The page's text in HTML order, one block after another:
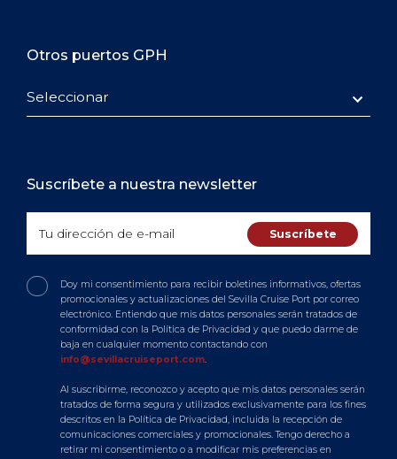
Otros puertos GPH
Seleccionar
Suscríbete a nuestra newsletter
Doy mi consentimiento para recibir boletines informativos, ofertas
promocionales y actualizaciones del Sevilla Cruise Port por correo
electrónico. Entiendo que mis datos personales serán tratados de
conformidad con la Política de Privacidad y que puedo darme de
baja en cualquier momento contactando con
info@sevillacruiseport.com.
Al suscribirme, reconozco y acepto que mis datos personales serán
tratados de forma segura y utilizados exclusivamente para los fines
descritos en la Política de Privacidad, incluida la recepción de
comunicaciones comerciales y promocionales. Tengo derecho a
retirar mi consentimiento o a modificar mis preferencias en